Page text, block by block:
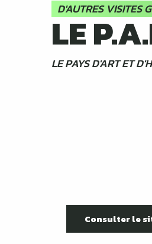
D'AUTRES VISITES
LE
LE PAYS D'ART ET
Consulter le